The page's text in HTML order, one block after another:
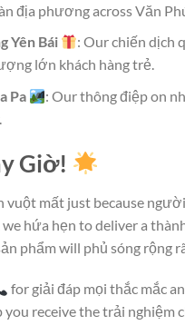
địa phương across Văn
Yên Bái
: Our chiến dịch
lớn khách hàng trẻ.
Pa
: Our thông điệp on
Giờ!
vuột mất just because
, we hứa hẹn to deliver a
phẩm will phủ sóng rộng
for giải đáp mọi thắc mắc
receive the trải nghiệm